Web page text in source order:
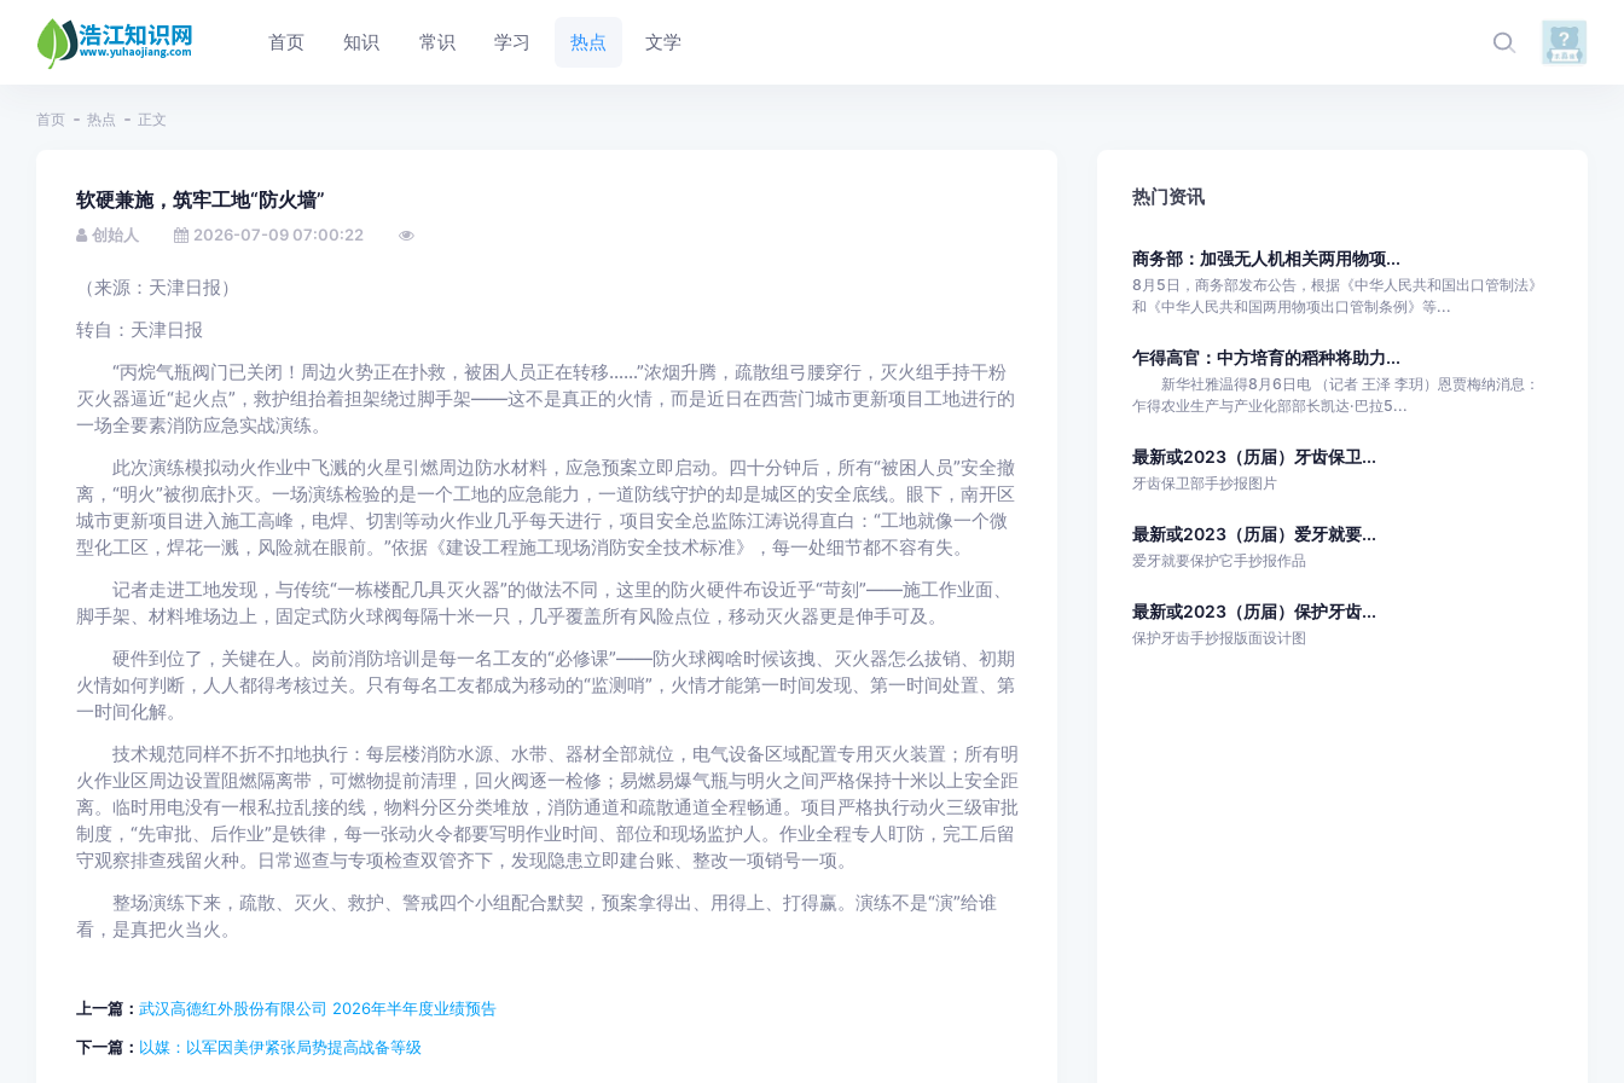
首页 知识 常识 学习 热点 文学
首页 热点 正文
软硬兼施，筑牢工地“防火墙”
创始人 2026-07-09 07:00:22
（来源：天津日报）
转自：天津日报
“丙烷气瓶阀门已关闭！周边火势正在扑救，被困人员正在转移……”浓烟升腾，疏散组弓腰穿行，灭火组手持干粉
灭火器逼近“起火点”，救护组抬着担架绕过脚手架——这不是真正的火情，而是近日在西营门城市更新项目工地进行的
一场全要素消防应急实战演练。
此次演练模拟动火作业中飞溅的火星引燃周边防水材料，应急预案立即启动。四十分钟后，所有“被困人员”安全撤
离，“明火”被彻底扑灭。一场演练检验的是一个工地的应急能力，一道防线守护的却是城区的安全底线。眼下，南开区
城市更新项目进入施工高峰，电焊、切割等动火作业几乎每天进行，项目安全总监陈江涛说得直白：“工地就像一个微
型化工区，焊花一溅，风险就在眼前。”依据《建设工程施工现场消防安全技术标准》，每一处细节都不容有失。
记者走进工地发现，与传统“一栋楼配几具灭火器”的做法不同，这里的防火硬件布设近乎“苛刻”——施工作业面、
脚手架、材料堆场边上，固定式防火球阀每隔十米一只，几乎覆盖所有风险点位，移动灭火器更是伸手可及。
硬件到位了，关键在人。岗前消防培训是每一名工友的“必修课”——防火球阀啥时候该拽、灭火器怎么拔销、初期
火情如何判断，人人都得考核过关。只有每名工友都成为移动的“监测哨”，火情才能第一时间发现、第一时间处置、第
一时间化解。
技术规范同样不折不扣地执行：每层楼消防水源、水带、器材全部就位，电气设备区域配置专用灭火装置；所有明
火作业区周边设置阻燃隔离带，可燃物提前清理，回火阀逐一检修；易燃易爆气瓶与明火之间严格保持十米以上安全距
离。临时用电没有一根私拉乱接的线，物料分区分类堆放，消防通道和疏散通道全程畅通。项目严格执行动火三级审批
制度，“先审批、后作业”是铁律，每一张动火令都要写明作业时间、部位和现场监护人。作业全程专人盯防，完工后留
守观察排查残留火种。日常巡查与专项检查双管齐下，发现隐患立即建台账、整改一项销号一项。
整场演练下来，疏散、灭火、救护、警戒四个小组配合默契，预案拿得出、用得上、打得赢。演练不是“演”给谁
看，是真把火当火。
上一篇： 武汉高德红外股份有限公司 2026年半年度业绩预告
下一篇： 以媒：以军因美伊紧张局势提高战备等级
热门资讯
商务部：加强无人机相关两用物项...
8月5日，商务部发布公告，根据《中华人民共和国出口管制法》
和《中华人民共和国两用物项出口管制条例》等...
乍得高官：中方培育的稻种将助力...
新华社雅温得8月6日电 （记者 王泽 李玥）恩贾梅纳消息：
乍得农业生产与产业化部部长凯达·巴拉5...
最新或2023（历届）牙齿保卫...
牙齿保卫部手抄报图片
最新或2023（历届）爱牙就要...
爱牙就要保护它手抄报作品
最新或2023（历届）保护牙齿...
保护牙齿手抄报版面设计图